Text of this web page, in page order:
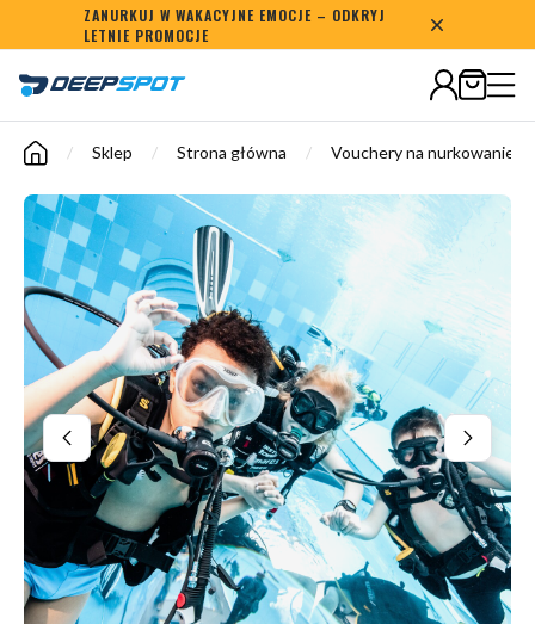
Bezpieczne płatności
ZANURKUJ W WAKACYJNE EMOCJE – ODKRYJ
LETNIE PROMOCJE
/ Sklep / Strona główna / Vouchery na nurkowanie